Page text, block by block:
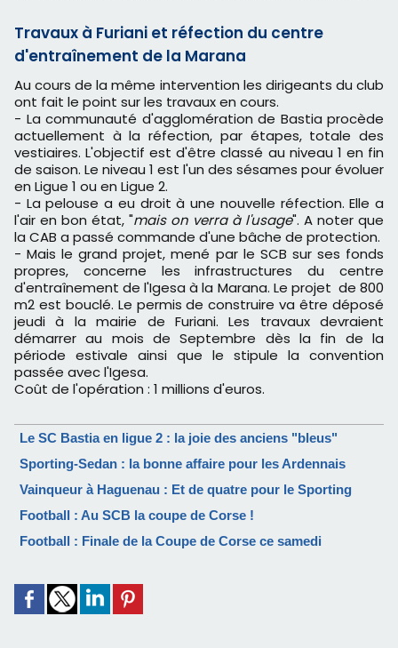
Travaux à Furiani et réfection du centre
d'entraînement de la Marana
Au cours de la même intervention les dirigeants du club
ont fait le point sur les travaux en cours.
- La communauté d'agglomération de Bastia procède
actuellement à la réfection, par étapes, totale des
vestiaires. L'objectif est d'être classé au niveau 1 en fin
de saison. Le niveau 1 est l'un des sésames pour évoluer
en Ligue 1 ou en Ligue 2.
- La pelouse a eu droit à une nouvelle réfection. Elle a
l'air en bon état, "mais on verra à l'usage". A noter que
la CAB a passé commande d'une bâche de protection.
- Mais le grand projet, mené par le SCB sur ses fonds
propres, concerne les infrastructures du centre
d'entraînement de l'Igesa à la Marana. Le projet de 800
m2 est bouclé. Le permis de construire va être déposé
jeudi à la mairie de Furiani. Les travaux devraient
démarrer au mois de Septembre dès la fin de la
période estivale ainsi que le stipule la convention
passée avec l'Igesa.
Coût de l'opération : 1 millions d'euros.
Le SC Bastia en ligue 2 : la joie des anciens "bleus"
Sporting-Sedan : la bonne affaire pour les Ardennais
Vainqueur à Haguenau : Et de quatre pour le Sporting
Football : Au SCB la coupe de Corse !
Football : Finale de la Coupe de Corse ce samedi